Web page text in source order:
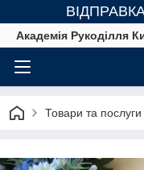
Академія Рукоділля
Товари та послуги